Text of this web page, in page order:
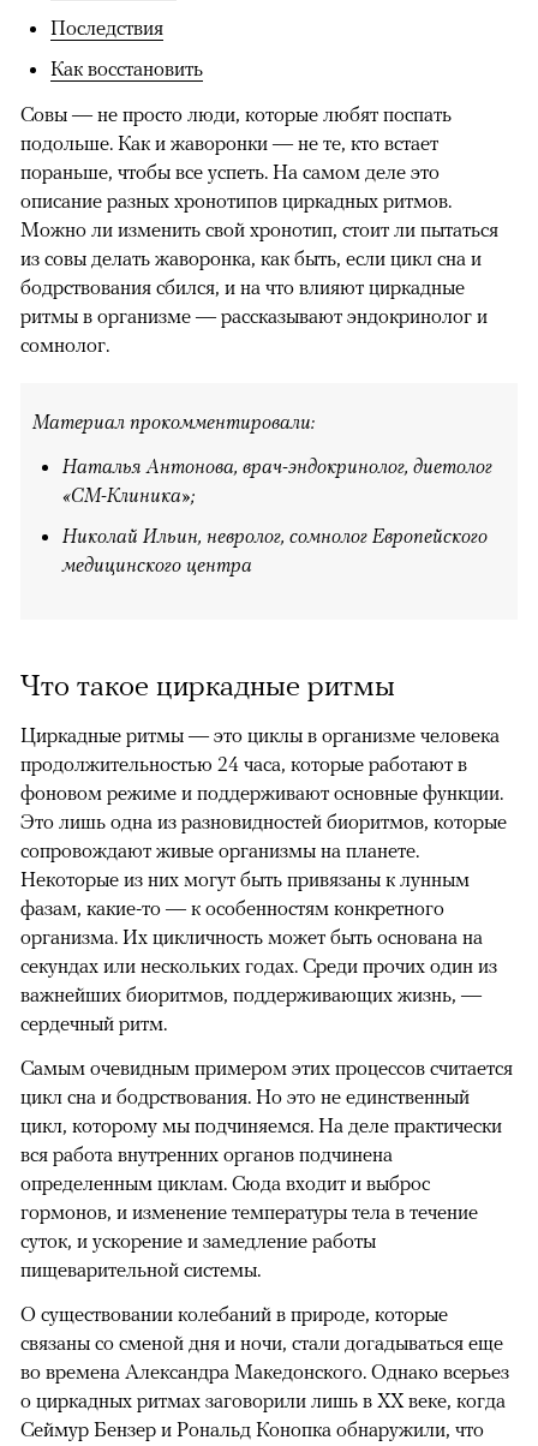
Последствия
Как восстановить
Совы — не просто люди, которые любят поспать
подольше. Как и жаворонки — не те, кто встает
пораньше, чтобы все успеть. На самом деле это
описание разных хронотипов циркадных ритмов.
Можно ли изменить свой хронотип, стоит ли пытаться
из совы делать жаворонка, как быть, если цикл сна и
бодрствования сбился, и на что влияют циркадные
ритмы в организме — рассказывают эндокринолог и
сомнолог.
Материал прокомментировали:
Наталья Антонова, врач-эндокринолог, диетолог
«СМ-Клиника»;
Николай Ильин, невролог, сомнолог Европейского
медицинского центра
Что такое циркадные ритмы
Циркадные ритмы — это циклы в организме человека
продолжительностью 24 часа, которые работают в
фоновом режиме и поддерживают основные функции.
Это лишь одна из разновидностей биоритмов, которые
сопровождают живые организмы на планете.
Некоторые из них могут быть привязаны к лунным
фазам, какие-то — к особенностям конкретного
организма. Их цикличность может быть основана на
секундах или нескольких годах. Среди прочих один из
важнейших биоритмов, поддерживающих жизнь, —
сердечный ритм.
Самым очевидным примером этих процессов считается
цикл сна и бодрствования. Но это не единственный
цикл, которому мы подчиняемся. На деле практически
вся работа внутренних органов подчинена
определенным циклам. Сюда входит и выброс
гормонов, и изменение температуры тела в течение
суток, и ускорение и замедление работы
пищеварительной системы.
О существовании колебаний в природе, которые
связаны со сменой дня и ночи, стали догадываться еще
во времена Александра Македонского. Однако всерьез
о циркадных ритмах заговорили лишь в XX веке, когда
Сеймур Бензер и Рональд Конопка обнаружили, что